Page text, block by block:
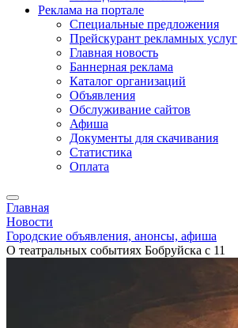
Реклама на портале
Специальные предложения
Прейскурант рекламных услуг
Главная новость
Баннерная реклама
Каталог организаций
Объявления
Обслуживание сайтов
Афиша
Документы для скачивания
Статистика
Оплата
Главная
Новости
Городские объявления, анонсы, афиша
О театральных событиях Бобруйска с 11